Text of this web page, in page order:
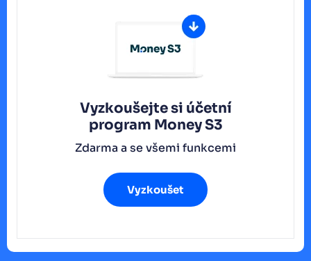
Vyzkoušejte si účetní
program Money S3
Zdarma a se všemi funkcemi
Vyzkoušet